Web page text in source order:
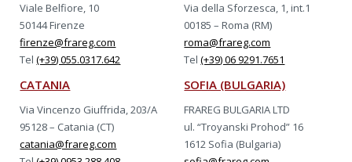
Viale Belfiore, 10
50144 Firenze
firenze@frareg.com
Tel(+39) 055.0317.642
Via della Sforzesca, 1, int.1
00185 – Roma (RM)
roma@frareg.com
Tel(+39) 06 9291.7651
CATANIA
Via Vincenzo Giuffrida, 203/A
95128 – Catania (CT)
catania@frareg.com
SOFIA (BULGARIA)
FRAREG BULGARIA LTD
ul. “Troyanski Prohod” 16
1612 Sofia (Bulgaria)